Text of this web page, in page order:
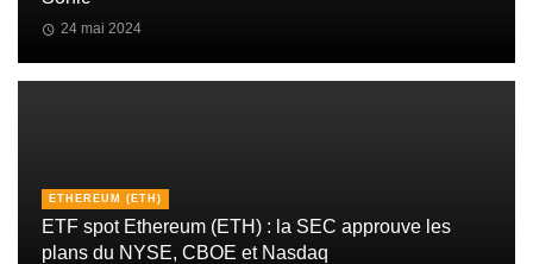
24 mai 2024
ETHEREUM (ETH)
ETF spot Ethereum (ETH) : la SEC approuve les
plans du NYSE, CBOE et Nasdaq